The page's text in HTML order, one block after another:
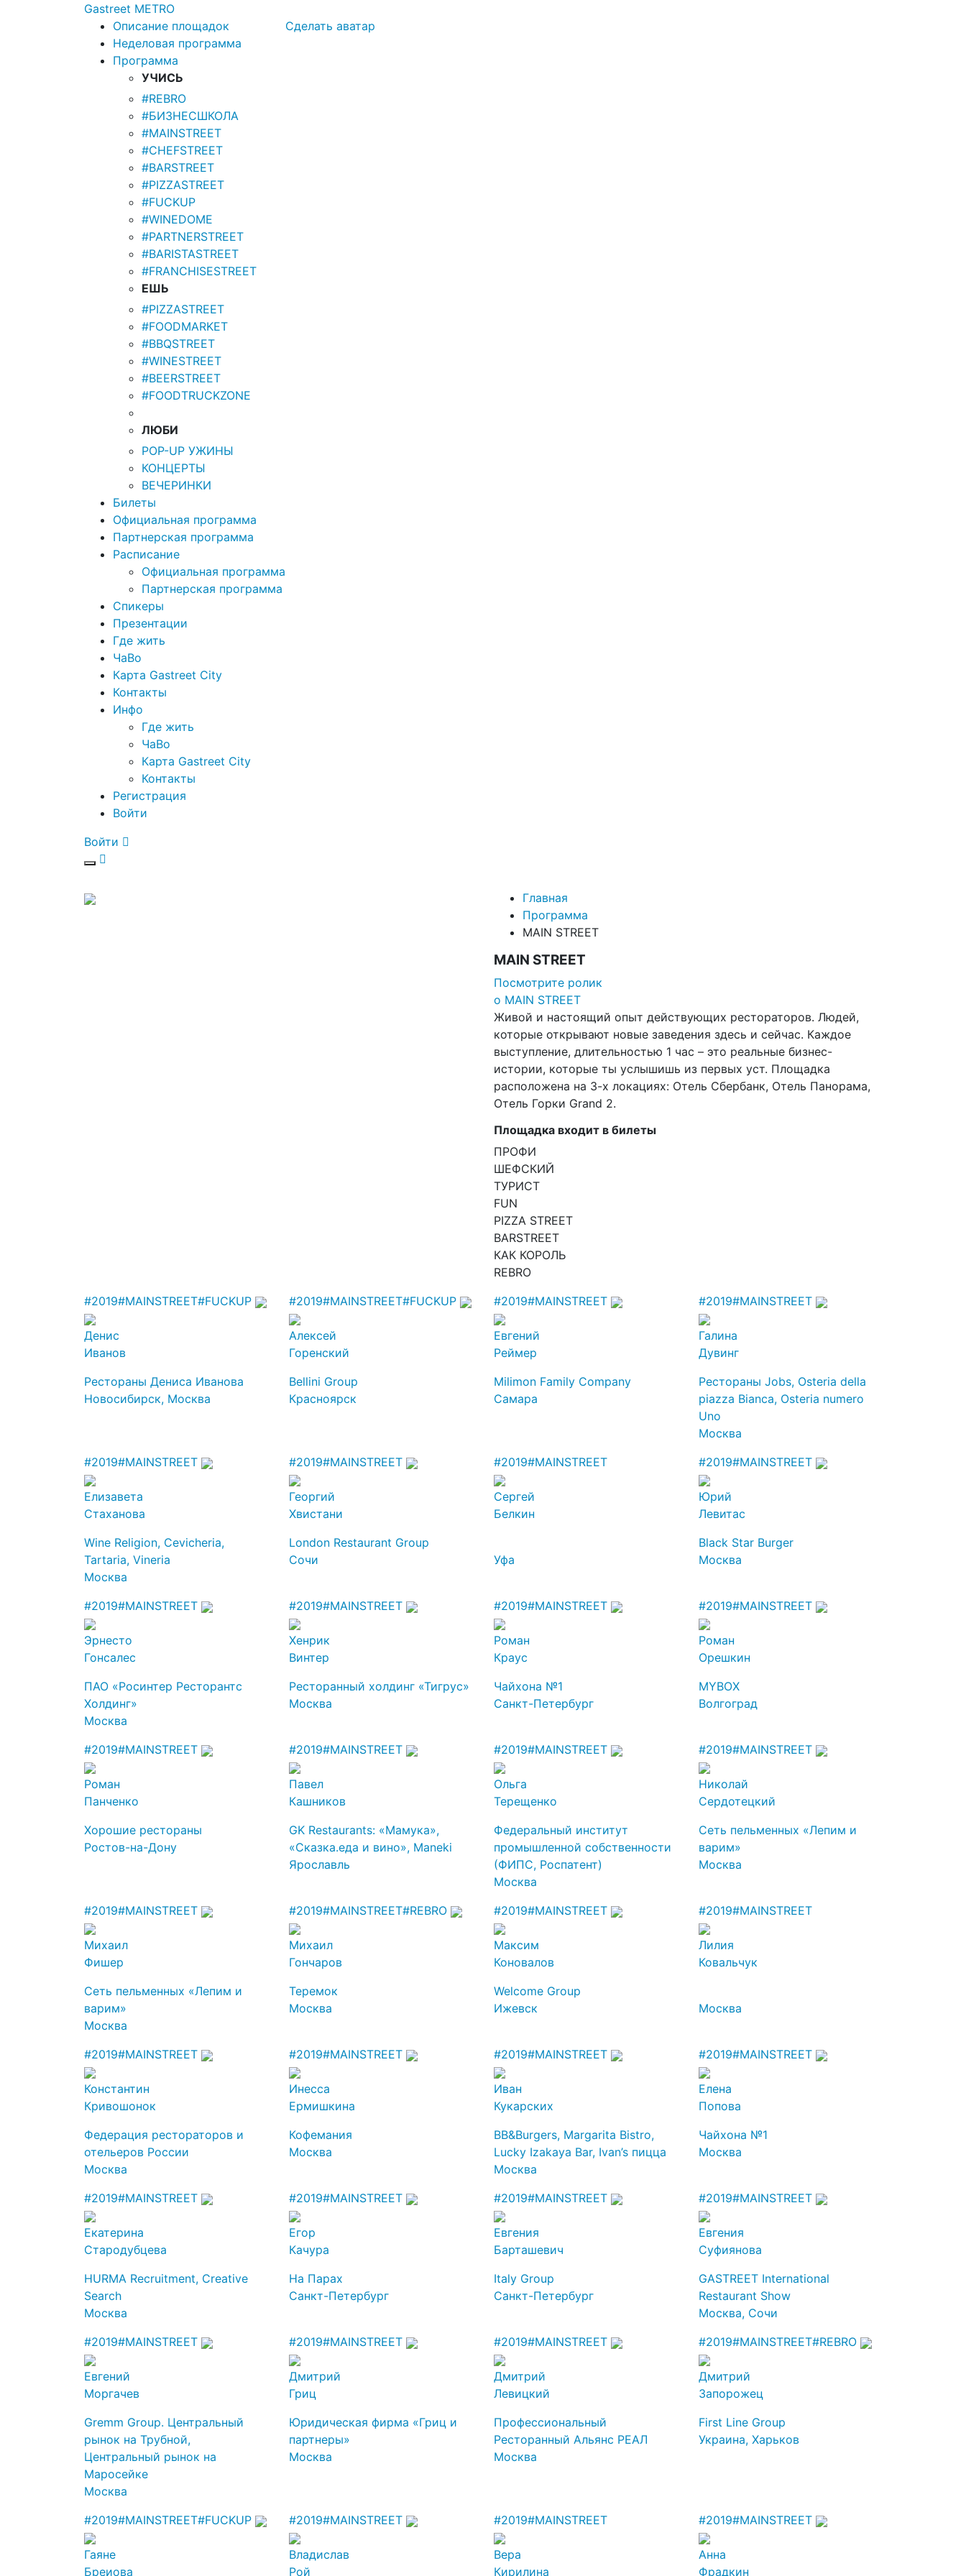
Gastreet METRO
Описание площадок
Неделовая программа
Программа
УЧИСЬ
#REBRO
#БИЗНЕСШКОЛА
#MAINSTREET
#CHEFSTREET
#BARSTREET
#PIZZASTREET
#FUCKUP
#WINEDOME
#PARTNERSTREET
#BARISTASTREET
#FRANCHISESTREET
ЕШЬ
#PIZZASTREET
#FOODMARKET
#BBQSTREET
#WINESTREET
#BEERSTREET
#FOODTRUCKZONE
ЛЮБИ
POP-UP УЖИНЫ
КОНЦЕРТЫ
ВЕЧЕРИНКИ
Билеты
Официальная программа
Партнерская программа
Расписание
Официальная программа
Партнерская программа
Спикеры
Презентации
Где жить
ЧаВо
Карта Gastreet City
Контакты
Инфо
Где жить
ЧаВо
Карта Gastreet City
Контакты
Регистрация
Войти
Сделать аватар
Войти
Главная
Программа
MAIN STREET
MAIN STREET
Посмотрите ролик
о MAIN STREET
Живой и настоящий опыт действующих рестораторов. Людей,
которые открывают новые заведения здесь и сейчас. Каждое
выступление, длительностью 1 час – это реальные бизнес-
истории, которые ты услышишь из первых уст. Площадка
расположена на 3-х локациях: Отель Сбербанк, Отель Панорама,
Отель Горки Grand 2.
Площадка входит в билеты
ПРОФИ
ШЕФСКИЙ
ТУРИСТ
FUN
PIZZA STREET
BARSTREET
КАК КОРОЛЬ
REBRO
#2019#MAINSTREET#FUCKUP
Денис
Иванов
Рестораны Дениса Иванова
Новосибирск, Москва
#2019#MAINSTREET#FUCKUP
Алексей
Горенский
Bellini Group
Красноярск
#2019#MAINSTREET
Евгений
Реймер
Milimon Family Company
Самара
#2019#MAINSTREET
Галина
Дувинг
Рестораны Jobs, Osteria della
piazza Bianca, Osteria numero
Uno
Москва
#2019#MAINSTREET
Елизавета
Стаханова
Wine Religion, Cevicheria,
Tartaria, Vineria
Москва
#2019#MAINSTREET
Георгий
Хвистани
London Restaurant Group
Сочи
#2019#MAINSTREET
Сергей
Белкин
Уфа
#2019#MAINSTREET
Юрий
Левитас
Black Star Burger
Москва
#2019#MAINSTREET
Эрнесто
Гонсалес
ПАО «Росинтер Ресторантс
Холдинг»
Москва
#2019#MAINSTREET
Хенрик
Винтер
Ресторанный холдинг «Тигрус»
Москва
#2019#MAINSTREET
Роман
Краус
Чайхона №1
Санкт-Петербург
#2019#MAINSTREET
Роман
Орешкин
MYBOX
Волгоград
#2019#MAINSTREET
Роман
Панченко
Хорошие рестораны
Ростов-на-Дону
#2019#MAINSTREET
Павел
Кашников
GK Restaurants: «Мамука»,
«Сказка.еда и вино», Maneki
Ярославль
#2019#MAINSTREET
Ольга
Терещенко
Федеральный институт
промышленной собственности
(ФИПС, Роспатент)
Москва
#2019#MAINSTREET
Николай
Сердотецкий
Сеть пельменных «Лепим и
варим»
Москва
#2019#MAINSTREET
Михаил
Фишер
Сеть пельменных «Лепим и
варим»
Москва
#2019#MAINSTREET#REBRO
Михаил
Гончаров
Теремок
Москва
#2019#MAINSTREET
Максим
Коновалов
Welcome Group
Ижевск
#2019#MAINSTREET
Лилия
Ковальчук
Москва
#2019#MAINSTREET
Константин
Кривошонок
Федерация рестораторов и
отельеров России
Москва
#2019#MAINSTREET
Инесса
Ермишкина
Кофемания
Москва
#2019#MAINSTREET
Иван
Кукарских
BB&Burgers, Margarita Bistro,
Lucky Izakaya Bar, Ivan’s пицца
Москва
#2019#MAINSTREET
Елена
Попова
Чайхона №1
Москва
#2019#MAINSTREET
Екатерина
Стародубцева
HURMA Recruitment, Creative
Search
Москва
#2019#MAINSTREET
Егор
Качура
На Парах
Санкт-Петербург
#2019#MAINSTREET
Евгения
Барташевич
Italy Group
Санкт-Петербург
#2019#MAINSTREET
Евгения
Суфиянова
GASTREET International
Restaurant Show
Москва, Сочи
#2019#MAINSTREET
Евгений
Моргачев
Gremm Group. Центральный
рынок на Трубной,
Центральный рынок на
Маросейке
Москва
#2019#MAINSTREET
Дмитрий
Гриц
Юридическая фирма «Гриц и
партнеры»
Москва
#2019#MAINSTREET
Дмитрий
Левицкий
Профессиональный
Ресторанный Альянс РЕАЛ
Москва
#2019#MAINSTREET#REBRO
Дмитрий
Запорожец
First Line Group
Украина, Харьков
#2019#MAINSTREET#FUCKUP
Гаяне
Бреиова
#2019#MAINSTREET
Владислав
Рой
#2019#MAINSTREET
Вера
Кирилина
#2019#MAINSTREET
Анна
Фрадкин